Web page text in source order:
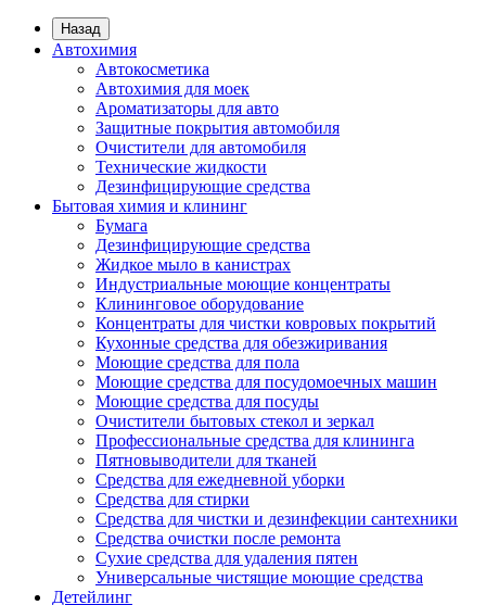
Назад
Автохимия
Автокосметика
Автохимия для моек
Ароматизаторы для авто
Защитные покрытия автомобиля
Очистители для автомобиля
Технические жидкости
Дезинфицирующие средства
Бытовая химия и клининг
Бумага
Дезинфицирующие средства
Жидкое мыло в канистрах
Индустриальные моющие концентраты
Клининговое оборудование
Концентраты для чистки ковровых покрытий
Кухонные средства для обезжиривания
Моющие средства для пола
Моющие средства для посудомоечных машин
Моющие средства для посуды
Очистители бытовых стекол и зеркал
Профессиональные средства для клининга
Пятновыводители для тканей
Средства для ежедневной уборки
Средства для стирки
Средства для чистки и дезинфекции сантехники
Средства очистки после ремонта
Сухие средства для удаления пятен
Универсальные чистящие моющие средства
Детейлинг